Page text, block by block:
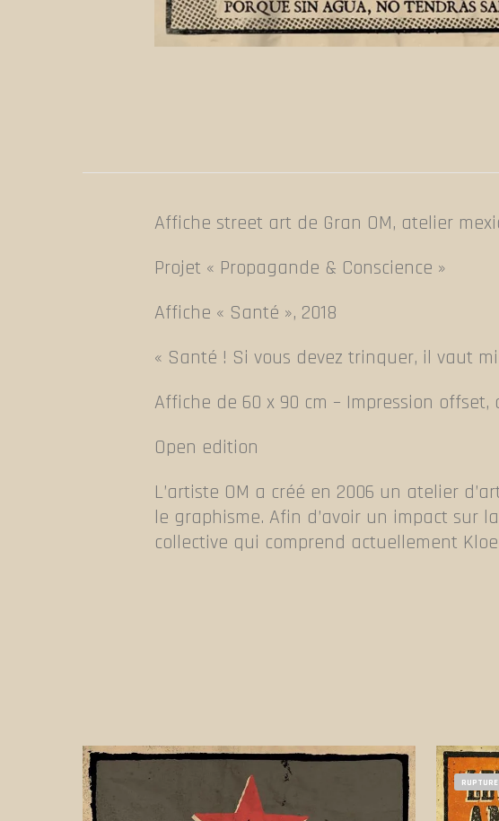
Affiche street art de Gran OM, atelier
Projet « Propagande & Conscience »
Affiche « Santé », 2018
« Santé ! Si vous devez trinquer, il vaut
Affiche de 60 x 90 cm – Impression
Open edition
L’artiste OM a créé en 2006 un atelier
le graphisme. Afin d’avoir un impact sur
collective qui comprend actuellement